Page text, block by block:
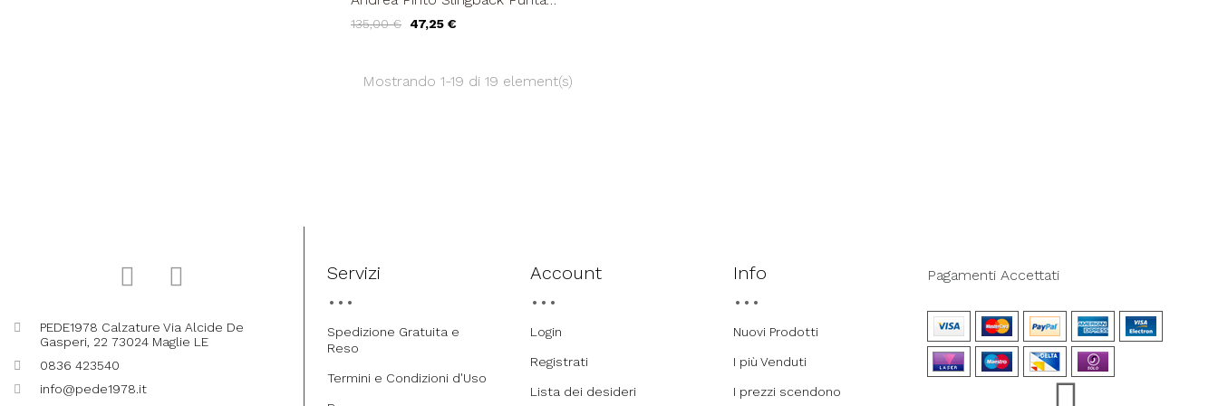
135,00 € 47,25 €
Mostrando 1-19 di 19 element(s)
PEDE1978 Calzature Via Alcide De
Gasperi, 22 73024 Maglie LE
0836 423540
info@pede1978.it
Servizi
Spedizione Gratuita e
Reso
Termini e Condizioni d'Uso
Account
Login
Registrati
Lista dei desideri
Info
Nuovi Prodotti
I più Venduti
I prezzi scendono
Pagamenti Accettati